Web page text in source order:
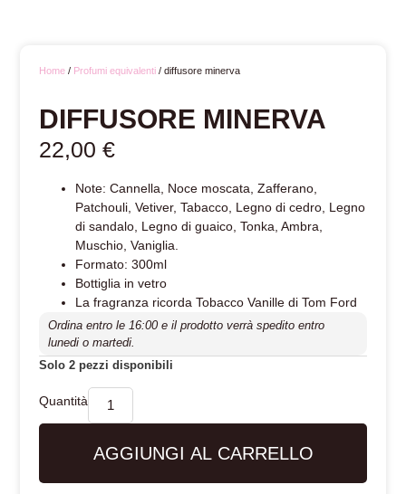
Home/ Profumi equivalenti/ diffusore minerva
DIFFUSORE MINERVA
22,00 €
Note: Cannella, Noce moscata, Zafferano,
Patchouli, Vetiver, Tabacco, Legno di cedro, Legno
di sandalo, Legno di guaico, Tonka, Ambra,
Muschio, Vaniglia.
Formato: 300ml
Bottiglia in vetro
La fragranza ricorda Tobacco Vanille di Tom Ford
Ordina entro le 16:00 e il prodotto verrà spedito entro
lunedi o martedi.
Solo 2 pezzi disponibili
AGGIUNGI AL CARRELLO